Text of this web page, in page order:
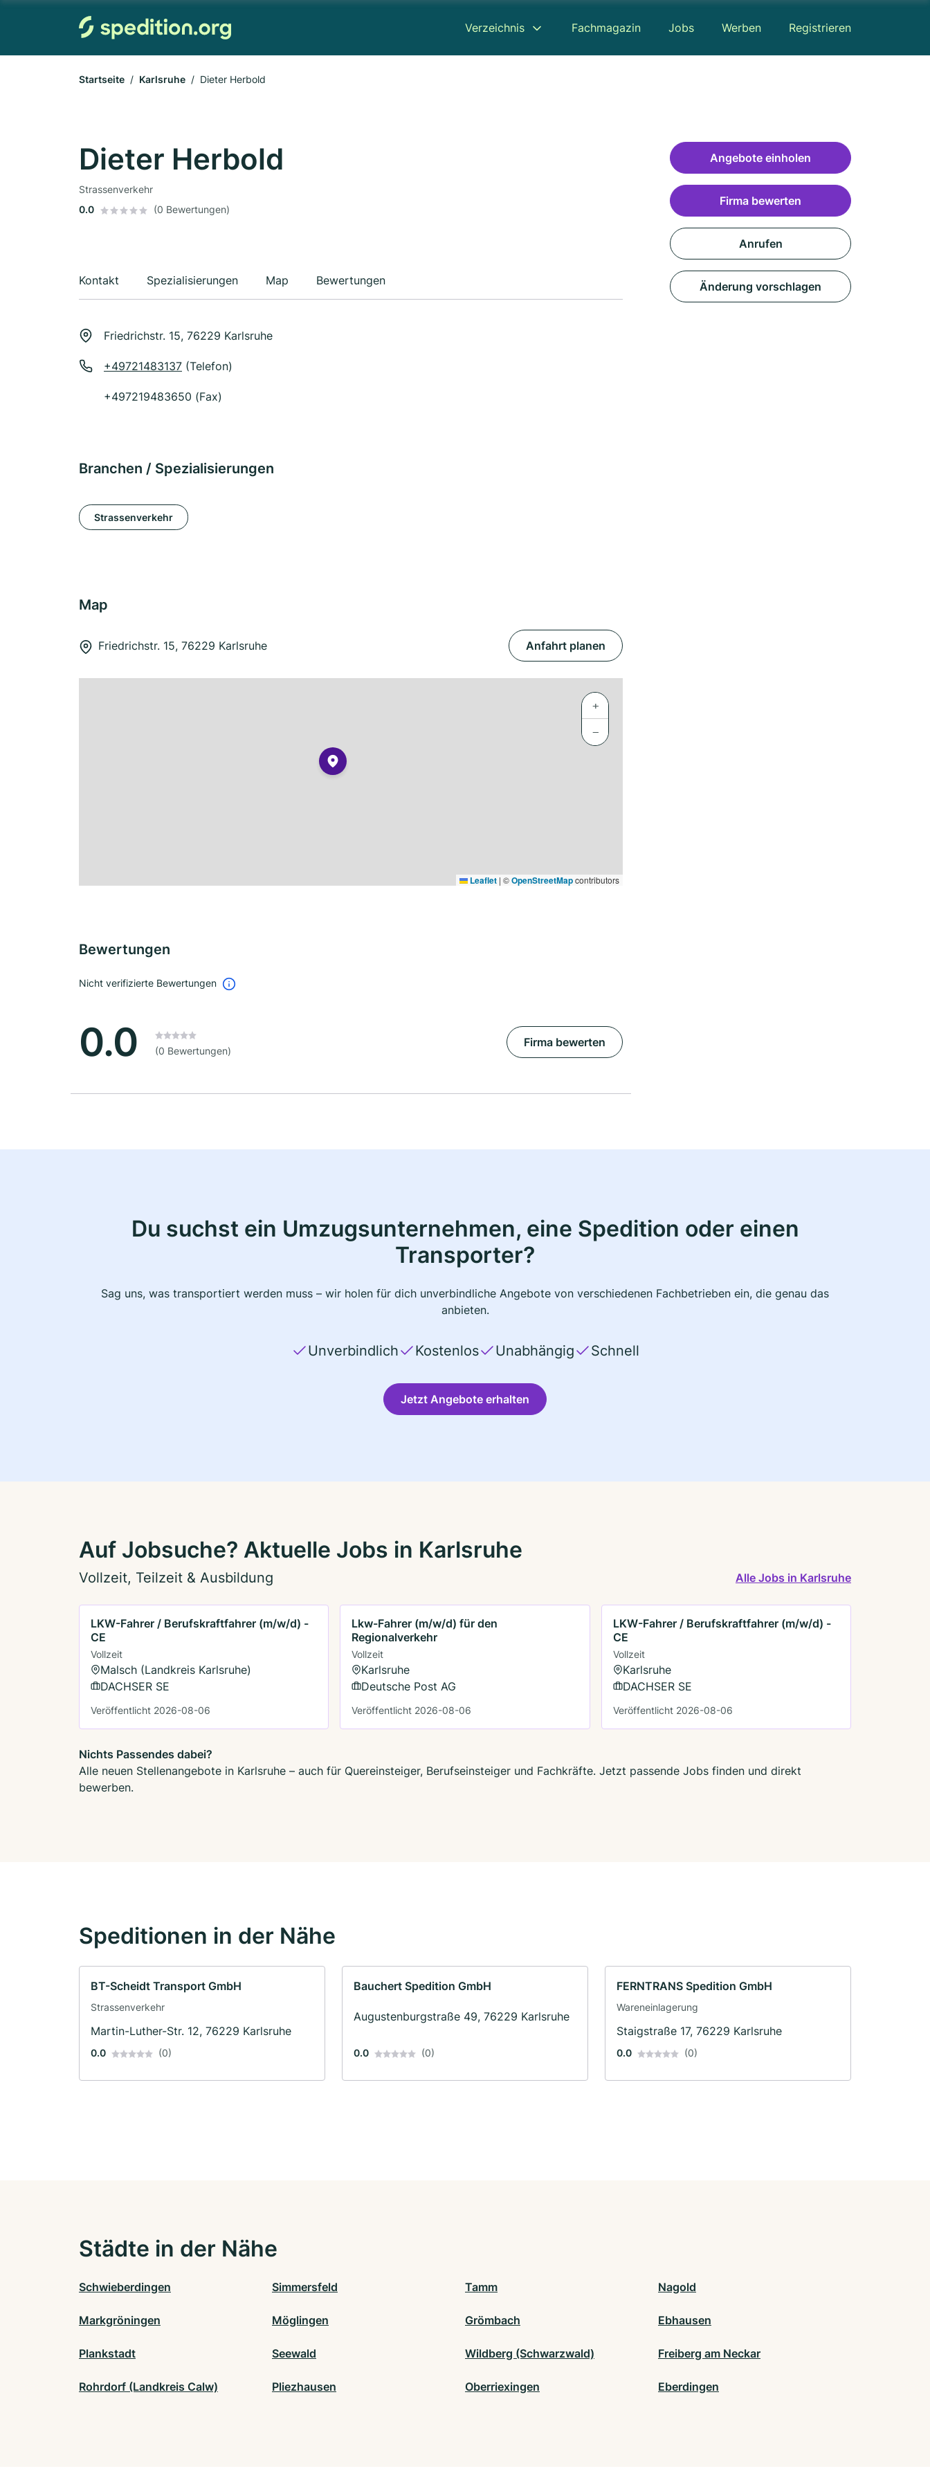
Verzeichnis Fachmagazin Jobs Werben Registrieren
Startseite Karlsruhe Dieter Herbold
Dieter Herbold
Strassenverkehr
0.0
(0 Bewertungen)
Kontakt Spezialisierungen Map Bewertungen
Friedrichstr. 15, 76229 Karlsruhe
+49721483137 (Telefon)
+497219483650 (Fax)
Branchen / Spezialisierungen
Strassenverkehr
Map
Friedrichstr. 15, 76229 Karlsruhe Anfahrt planen
+
−
Leaflet | ©OpenStreetMapcontributors
Bewertungen
Nicht verifizierte Bewertungen
0.0 (0 Bewertungen)
Firma bewerten
Angebote einholen
Firma bewerten
Anrufen
Änderung vorschlagen
Du suchst ein Umzugsunternehmen, eine Spedition oder einen
Transporter?
Sag uns, was transportiert werden muss – wir holen für dich unverbindliche Angebote von verschiedenen Fachbetrieben ein, die genau das
anbieten.
Unverbindlich Kostenlos Unabhängig Schnell
Jetzt Angebote erhalten
Auf Jobsuche? Aktuelle Jobs in Karlsruhe
Vollzeit, Teilzeit & Ausbildung Alle Jobs in Karlsruhe
LKW-Fahrer / Berufskraftfahrer (m/w/d) -
CE
Vollzeit
Malsch (Landkreis Karlsruhe)
DACHSER SE
Veröffentlicht 2026-08-06
Lkw-Fahrer (m/w/d) für den
Regionalverkehr
Vollzeit
Karlsruhe
Deutsche Post AG
Veröffentlicht 2026-08-06
LKW-Fahrer / Berufskraftfahrer (m/w/d) -
CE
Vollzeit
Karlsruhe
DACHSER SE
Veröffentlicht 2026-08-06
Nichts Passendes dabei?
Alle neuen Stellenangebote in Karlsruhe – auch für Quereinsteiger, Berufseinsteiger und Fachkräfte. Jetzt passende Jobs finden und direkt
bewerben.
Speditionen in der Nähe
BT-Scheidt Transport GmbH
Strassenverkehr
Martin-Luther-Str. 12, 76229 Karlsruhe
0.0 (0)
Bauchert Spedition GmbH
Augustenburgstraße 49, 76229 Karlsruhe
0.0 (0)
FERNTRANS Spedition GmbH
Wareneinlagerung
Staigstraße 17, 76229 Karlsruhe
0.0 (0)
Städte in der Nähe
Schwieberdingen Simmersfeld Tamm Nagold
Markgröningen Möglingen Grömbach Ebhausen
Plankstadt Seewald Wildberg (Schwarzwald) Freiberg am Neckar
Rohrdorf (Landkreis Calw) Pliezhausen Oberriexingen Eberdingen